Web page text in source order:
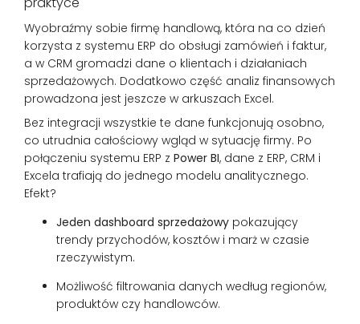
Wyobraźmy sobie firmę handlową, która na co dzień
korzysta z systemu ERP do obsługi zamówień i faktur,
a w CRM gromadzi dane o klientach i działaniach
sprzedażowych. Dodatkowo część analiz finansowych
prowadzona jest jeszcze w arkuszach Excel.
Bez integracji wszystkie te dane funkcjonują osobno,
co utrudnia całościowy wgląd w sytuację firmy. Po
połączeniu systemu ERP z Power BI, dane z ERP, CRM i
Excela trafiają do jednego modelu analitycznego.
Efekt?
Jeden dashboard sprzedażowy pokazujący
trendy przychodów, kosztów i marż w czasie
rzeczywistym.
Możliwość filtrowania danych według regionów,
produktów czy handlowców.